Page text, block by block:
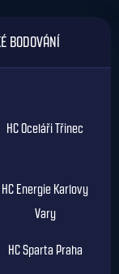
BODOVÁNÍ
HC Oceláři Třinec
HC Energie Karlovy
Vary
HC Sparta Praha